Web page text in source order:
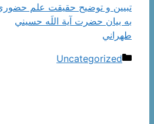
تبيين و توضيح حقيقت علم حضوري
به بيان حضرت آية اللَه حسيني
طهراني
دسته‌ها
Uncategorized